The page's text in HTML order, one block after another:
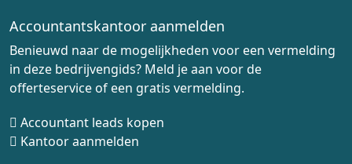
Accountantskantoor aanmelden
Benieuwd naar de mogelijkheden voor een vermelding
in deze bedrijvengids? Meld je aan voor de
offerteservice of een gratis vermelding.
Accountant leads kopen
Kantoor aanmelden